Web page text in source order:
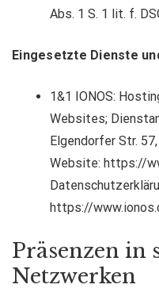
Abs. 1 S. 1 lit. f.
Eingesetzte Dienste
1&1 IONOS:
Websites;
Elgendorfer Str.
Website: https://
https://
Präsenzen in
Netzwerken